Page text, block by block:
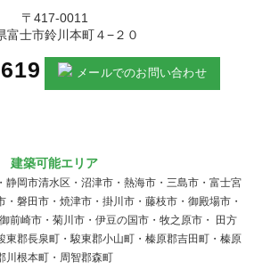
〒417-0011
富士市鈴川本町４−２０
メールでのお問い合わせ
建築可能エリア
静岡市清水区・沼津市・熱海市・三島市・富士宮
磐田市・焼津市・掛川市・藤枝市・御殿場市・
前崎市・菊川市・伊豆の国市・牧之原市・ 田方
東郡長泉町・駿東郡小山町・榛原郡吉田町・榛原
川根本町・周智郡森町